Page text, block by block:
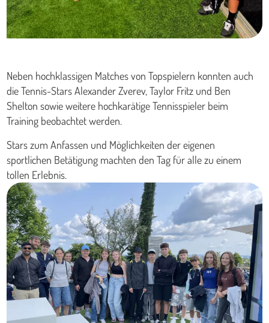
Neben hochklassigen Matches von Topspielern konnten auch
die Tennis-Stars Alexander Zverev, Taylor Fritz und Ben
Shelton sowie weitere hochkarätige Tennisspieler beim
Training beobachtet werden.
Stars zum Anfassen und Möglichkeiten der eigenen
sportlichen Betätigung machten den Tag für alle zu einem
tollen Erlebnis.